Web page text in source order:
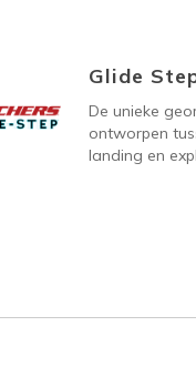
Glide
De unieke
ontworpen
landing en